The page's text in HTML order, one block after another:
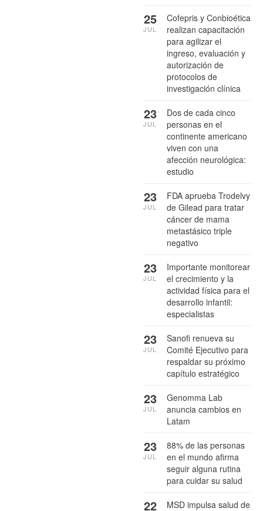
Cofepris y Conbioética
realizan capacitación
para agilizar el
ingreso, evaluación y
autorización de
protocolos de
investigación clínica
25
JUL
Dos de cada cinco
personas en el
continente americano
viven con una
afección neurológica:
estudio
23
JUL
FDA aprueba Trodelvy
de Gilead para tratar
cáncer de mama
metastásico triple
negativo
23
JUL
Importante monitorear
el crecimiento y la
actividad física para el
desarrollo infantil:
especialistas
23
JUL
Sanofi renueva su
Comité Ejecutivo para
respaldar su próximo
capítulo estratégico
23
JUL
Genomma Lab
anuncia cambios en
Latam
23
JUL
88% de las personas
en el mundo afirma
seguir alguna rutina
para cuidar su salud
23
JUL
MSD impulsa salud de
22